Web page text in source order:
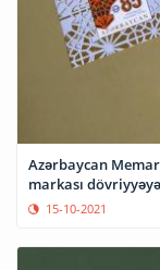
Azərbaycan
markası
15-10-2021